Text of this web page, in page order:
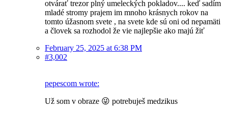
otvárať trezor plný umeleckých pokladov.... keď sadím
mladé stromy prajem im mnoho krásnych rokov na
tomto úžasnom svete , na svete kde sú oni od nepamäti
a človek sa rozhodol že vie najlepšie ako majú žiť
February 25, 2025 at 6:38 PM
#3,002
pepescom wrote:
Už som v obraze 😜 potrebuješ medzikus